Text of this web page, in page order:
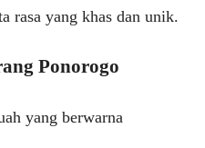
rasa yang khas dan unik.
Ponorogo
yang berwarna